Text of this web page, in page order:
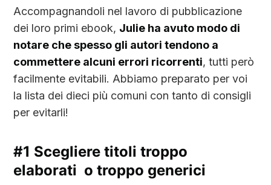
Accompagnandoli nel lavoro di pubblicazione
dei loro primi ebook, Julie ha avuto modo di
notare che spesso gli autori tendono a
commettere alcuni errori ricorrenti, tutti però
facilmente evitabili. Abbiamo preparato per voi
la lista dei dieci più comuni con tanto di consigli
per evitarli!
#1 Scegliere titoli troppo
elaborati o troppo generici